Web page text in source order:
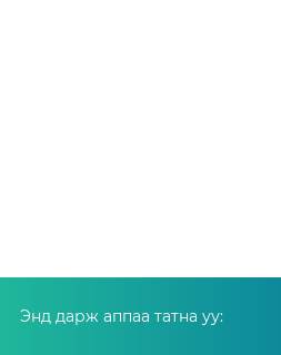
Энд дарж аппаа татна уу: